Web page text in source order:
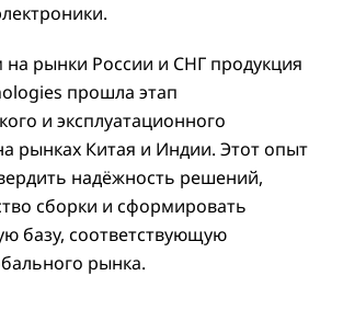
рынки России и СНГ продукция
прошла этап
и эксплуатационного
рынках Китая и Индии. Этот опыт
надёжность решений,
сборки и сформировать
базу, соответствующую
рынка.